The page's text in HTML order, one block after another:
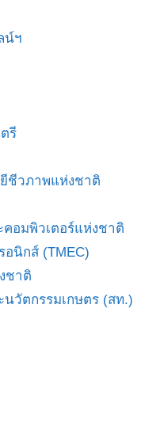
น์ฯ
รี
ชีวภาพแห่งชาติ
อมพิวเตอร์แห่งชาติ
อนิกส์ (TMEC)
ชาติ
วัตกรรมเกษตร (สท.)